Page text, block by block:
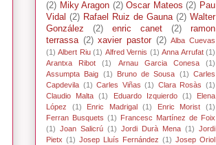
(2) Miky Aragon (2) Oscar Mateos (2) Pau
Vidal (2) Rafael Ruiz de Gauna (2) Walter
González
(2) enric canet (2)
ramon
terrassa (2) xavier pastor (2) Alba Cuevas
(1) Albert Riu (1) Alfred Vernis (1) Anna Arrufat (1)
Arantxa Ribot
(1) Arnau Garcia Conesa
(1)
Assumpta Baig (1) Bruno de Sousa (1) Carles
Capdevila (1) Carles Viñas (1) Clara Rosàs (1)
Claudio Malta
(1) Eduardo Izquierdo (1)
Elena
López
(1) Enric Madrigal (1) Enric Morist
(1)
Ferran Busquets (1) Francesc Martínez de Foix
(1) Joan Salicrú (1) Jordi Durà Mena (1) Jordi
Pietx (1) Josep Lluís Fernández (1) Josep Oriol